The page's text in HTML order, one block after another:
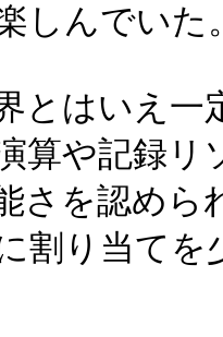
しんでいた
とはいえ
算や記録
さを認め
割り当て